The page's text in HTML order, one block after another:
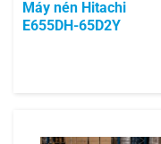
Máy nén Hitachi
E655DH-65D2Y